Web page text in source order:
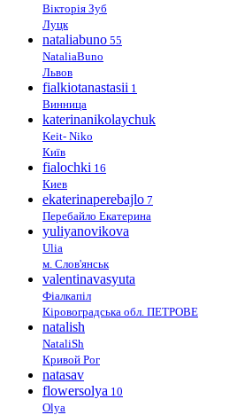
Вікторія Зуб
Луцк
nataliabuno 55
NataliaBuno
Львов
fialkiotanastasii 1
Винница
katerinanikolaychuk
Keit- Niko
Київ
fialochki 16
Киев
ekaterinaperebajlo 7
Перебайло Екатерина
yuliyanovikova
Ulia
м. Слов'янськ
valentinavasyuta
Фіалкапіл
Кіровоградська обл. ПЕТРОВЕ
natalish
NataliSh
Кривой Рог
natasav
flowersolya 10
Olya